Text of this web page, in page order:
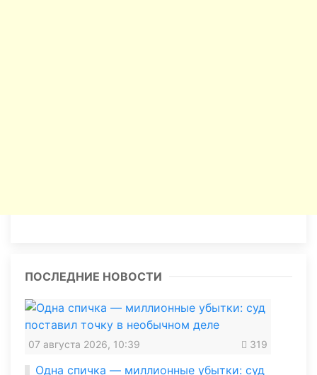
ПОСЛЕДНИЕ НОВОСТИ
07 августа 2026, 10:39 319
Одна спичка — миллионные убытки: суд